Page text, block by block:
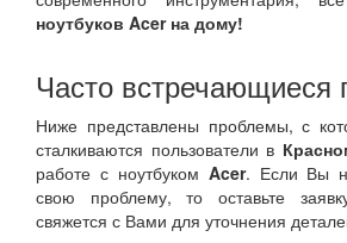
ноутбуков Acer на дому!
Часто встречающиеся
Ниже представлены проблемы, с
сталкиваются пользователи в
работе с ноутбуком Acer. Если Вы
свою проблему, то оставьте
свяжется с Вами для уточнения